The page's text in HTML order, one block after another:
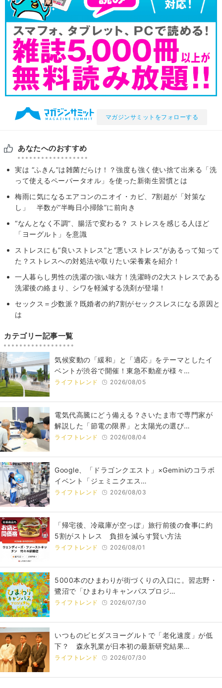
マガジンサミットをフォローする
あなたへのおすすめ
実は “ふきん”は雑菌だらけ！？強度も強く使い捨て出来る「洗
って使えるペーパータオル」を使った新衛⽣習慣とは
梅雨に気になるエアコンのニオイ・カビ、7割超が「対策な
し」 半数が“半晦日小掃除”に前向き
“なんとなく不調”、腸活で変わる？ ストレスを感じる人ほど
「ヨーグルト」を意識
ストレスにも“良いストレス”と“悪いストレス”があるって知って
た？ストレスへの対処法や取りたい栄養素を紹介！
一人暮らし男性の洗濯の強い味方！洗濯時の2大ストレスである
洗濯後の絡まり、シワを軽減する洗剤が登場！
セックス＝少数派？既婚者の約7割がセックスレスになる原因と
は
カテゴリー記事一覧
気候変動の「緩和」と「適応」をテーマとしたイ
ベントが渋谷で開催！東急不動産が様々…
ライフトレンド 2026/08/05
電気代高騰にどう備える？さいたま市で専門家が
解説した「節電の限界」と太陽光の選び…
ライフトレンド 2026/08/04
Google、「ドラゴンクエスト」×Geminiのコラボ
イベント「ジェミニクエス…
ライフトレンド 2026/08/03
「帰宅後、冷蔵庫が空っぽ」旅行前後の食事に約
5割がストレス 負担を減らす賢い方法
ライフトレンド 2026/08/01
5000本のひまわりが街づくりの入口に。習志野・
鷺沼で「ひまわりキャンパスプロジ…
ライフトレンド 2026/07/30
いつものビヒダスヨーグルトで「老化速度」が低
下？ 森永乳業が日本初の最新研究結果…
ライフトレンド 2026/07/30